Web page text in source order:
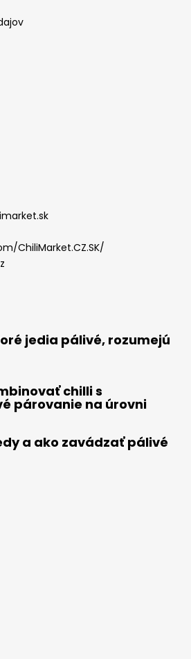
ChiliMarket.CZ.SK/
jedia pálivé, rozumejú
chilli s
párovanie na úrovni
a ako zavádzať pálivé